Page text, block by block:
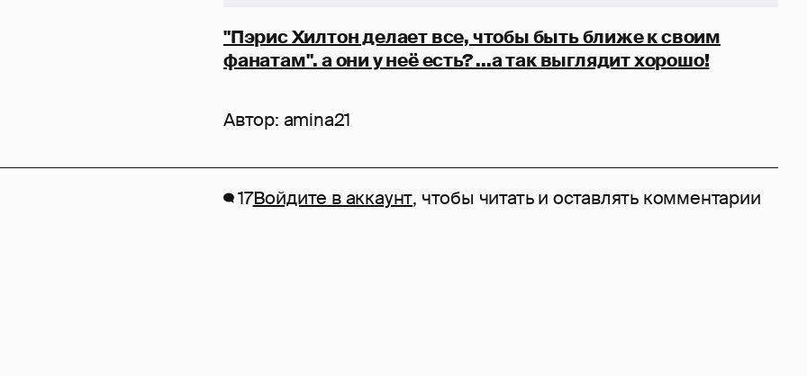
"Пэрис Хилтон делает все, чтобы быть ближе к своим
фанатам". а они у неё есть? ...а так выглядит хорошо!
Автор: amina21
17Войдите в аккаунт, чтобы читать и оставлять комментарии